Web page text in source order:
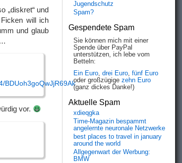
„diskret“ und
will ich
und glaub
BDUoh3goQwJjR69Ak
vor.
Jugendschutz
Spam?
Gespendete Spam
Sie können mich mit einer
Spende über PayPal
unterstützen, ich lebe vom
Betteln:
Ein Euro, drei Euro, fünf Euro
oder großzügige zehn Euro
(ganz dickes Danke!)
Aktuelle Spam
xdieqgka
Time-Magazin bespammt
angelernte neuronale Netzwerke
best places to travel in january
around the world
Allgegenwart der Werbung:
BMW